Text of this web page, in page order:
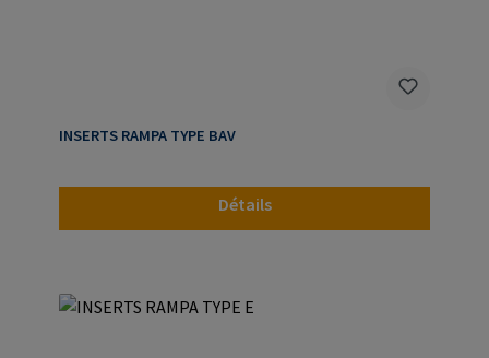
INSERTS RAMPA TYPE BAV
Détails